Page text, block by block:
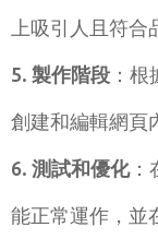
上吸引人且符合
製作階段 ：
創建和編輯網頁
測試和優化：
能正常運作，並